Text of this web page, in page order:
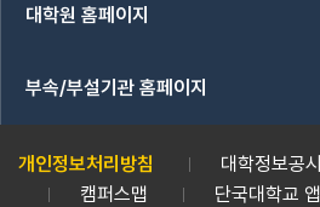
대학원 홈페이지
부속/부설기관 홈페이지
개인정보처리방침 대학정보공시
캠퍼스맵
단국대학교 앱